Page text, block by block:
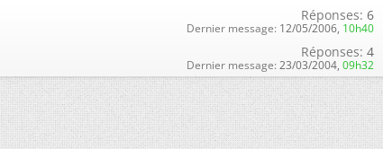
Réponses: 6
Dernier message: 12/05/2006, 10h40
Réponses: 4
Dernier message: 23/03/2004, 09h32